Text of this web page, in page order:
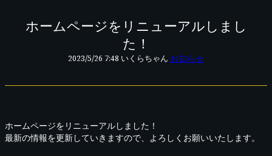
ホームページをリニューアルしまし
た！
2023/5/26 7:48 いくらちゃん お知らせ
ホームページをリニューアルしました！
最新の情報を更新していきますので、よろしくお願いいたします。